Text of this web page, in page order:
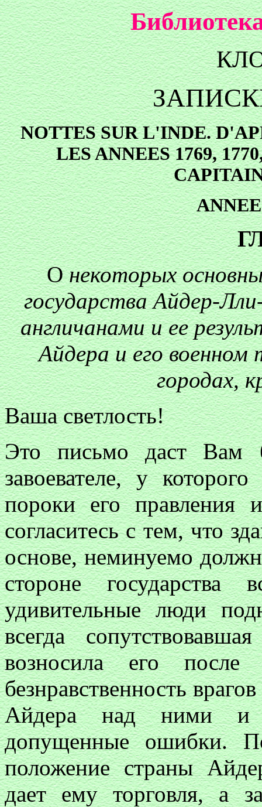
NOTTES SUR L'INDE.
LES ANNEES 1769,
Онекоторых
государства Айдер-
англичанами и ее
Айдера и его
городах,
Ваша светлость!
Это письмо даст Вам
завоевателе, у
пороки его правления
согласитесь с тем, что
основе, неминуемо
стороне
удивительные люди
всегда
возносила его
безнравственность
Айдера над ними и
допущенные ошибки.
положение страны
дает ему торговля, а